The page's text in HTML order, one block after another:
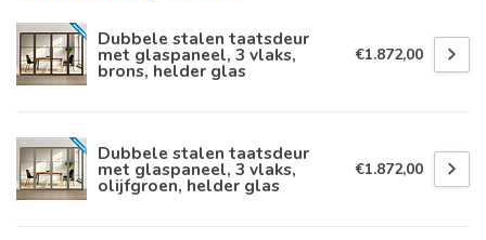
Dubbele stalen taatsdeur
met glaspaneel, 3 vlaks,
brons, helder glas
€1.872,00
Dubbele stalen taatsdeur
met glaspaneel, 3 vlaks,
olijfgroen, helder glas
€1.872,00